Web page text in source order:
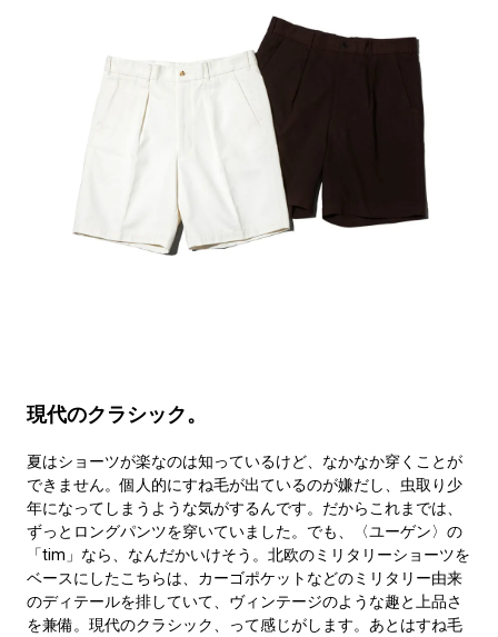
現代のクラシック。
夏はショーツが楽なのは知っているけど、なかなか穿くことが
できません。個人的にすね毛が出ているのが嫌だし、虫取り少
年になってしまうような気がするんです。だからこれまでは、
ずっとロングパンツを穿いていました。でも、〈ユーゲン〉の
「tim」なら、なんだかいけそう。北欧のミリタリーショーツを
ベースにしたこちらは、カーゴポケットなどのミリタリー由来
のディテールを排していて、ヴィンテージのような趣と上品さ
を兼備。現代のクラシック、って感じがします。あとはすね毛